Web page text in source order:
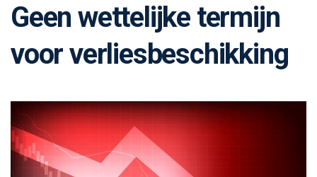
Geen wettelijke termijn
voor verliesbeschikking